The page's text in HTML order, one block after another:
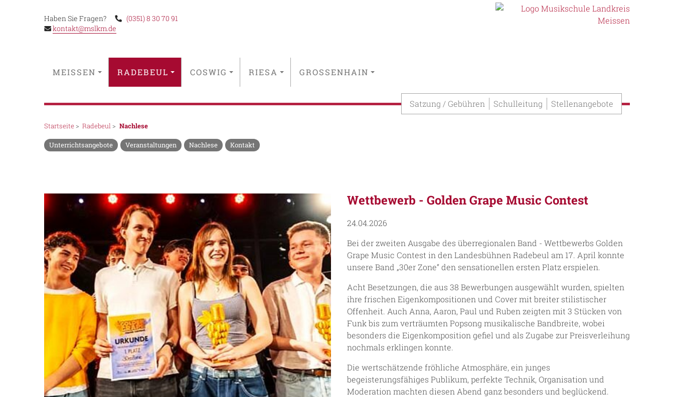
Haben Sie Fragen?
(0351) 8 30 70 91
kontakt@mslkm.de
MEISSEN RADEBEUL COSWIG RIESA GROSSENHAIN
Satzung / Gebühren Schulleitung Stellenangebote
Startseite> Radebeul > Nachlese
Unterrichtsangebote Veranstaltungen Nachlese Kontakt
Wettbewerb - Golden Grape Music Contest
24.04.2026
Bei der zweiten Ausgabe des überregionalen Band - Wettbewerbs Golden
Grape Music Contest in den Landesbühnen Radebeul am 17. April konnte
unsere Band „30er Zone“ den sensationellen ersten Platz erspielen.
Acht Besetzungen, die aus 38 Bewerbungen ausgewählt wurden, spielten
ihre frischen Eigenkompositionen und Cover mit breiter stilistischer
Offenheit. Auch Anna, Aaron, Paul und Ruben zeigten mit 3 Stücken von
Funk bis zum verträumten Popsong musikalische Bandbreite, wobei
besonders die Eigenkomposition gefiel und als Zugabe zur Preisverleihung
nochmals erklingen konnte.
Die wertschätzende fröhliche Atmosphäre, ein junges
begeisterungsfähiges Publikum, perfekte Technik, Organisation und
Moderation machten diesen Abend ganz besonders und beglückend.